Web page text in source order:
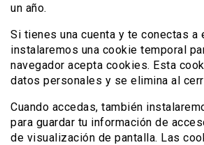
un año.
Si tienes una cuenta y te conectas a
instalaremos una cookie temporal
navegador acepta cookies. Esta
datos personales y se elimina al
Cuando accedas, también
para guardar tu información de
de visualización de pantalla. Las